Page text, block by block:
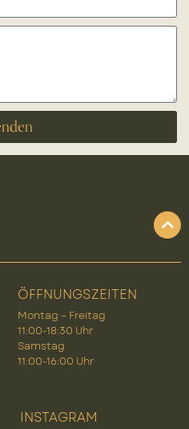
ÖFFNUNGSZEITEN
Montag – Freitag
11:00-18:30 Uhr
Samstag
11:00-16:00 Uhr
INSTAGRAM